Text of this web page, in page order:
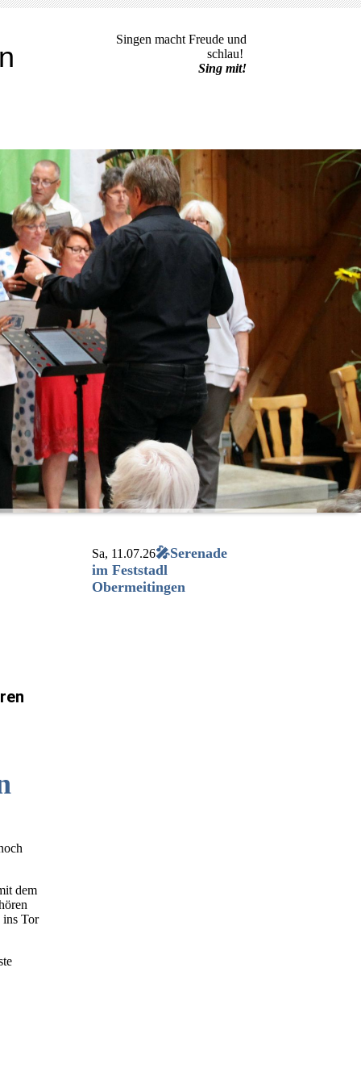
Singen macht Freude und
schlau!
Sing mit!
dem
ins Tor
Sa, 11.07.26🎤Serenade
im Feststadl
Obermeitingen